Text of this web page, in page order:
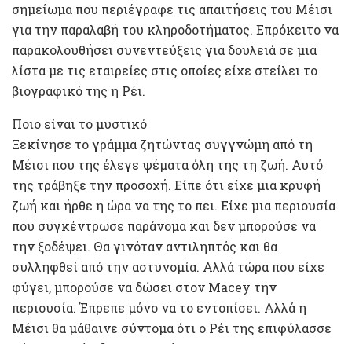
σημείωμα που περιέγραφε τις απαιτήσεις του Μέισι
για την παραλαβή του κληροδοτήματος. Επρόκειτο να
παρακολουθήσει συνεντεύξεις για δουλειά σε μια
λίστα με τις εταιρείες στις οποίες είχε στείλει το
βιογραφικό της η Ρέι.
Ποιο είναι το μυστικό
Ξεκίνησε το γράμμα ζητώντας συγγνώμη από τη
Μέισι που της έλεγε ψέματα όλη της τη ζωή. Αυτό
της τράβηξε την προσοχή. Είπε ότι είχε μια κρυφή
ζωή και ήρθε η ώρα να της το πει. Είχε μια περιουσία
που συγκέντρωσε παράνομα και δεν μπορούσε να
την ξοδέψει. Θα γινόταν αντιληπτός και θα
συλληφθεί από την αστυνομία. Αλλά τώρα που είχε
φύγει, μπορούσε να δώσει στον Macey την
περιουσία. Έπρεπε μόνο να το εντοπίσει. Αλλά η
Μέισι θα μάθαινε σύντομα ότι ο Ρέι της επιφύλασσε